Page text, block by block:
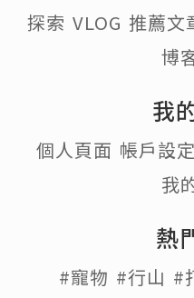
探索 VLOG 推薦文
博
我
個人頁面 帳戶設定
我
熱
#寵物 #行山 #